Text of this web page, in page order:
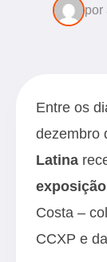
por
Entre os
dezembro
Latina
exposição
Costa –
CCXP e